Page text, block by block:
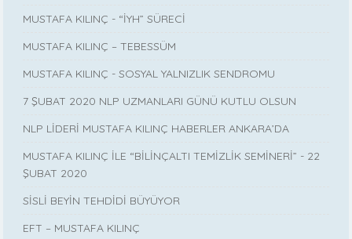
MUSTAFA KILINÇ - “İYH” SÜRECİ
MUSTAFA KILINÇ – TEBESSÜM
MUSTAFA KILINÇ - SOSYAL YALNIZLIK SENDROMU
7 ŞUBAT 2020 NLP UZMANLARI GÜNÜ KUTLU OLSUN
NLP LİDERİ MUSTAFA KILINÇ HABERLER ANKARA’DA
MUSTAFA KILINÇ İLE “BİLİNÇALTI TEMİZLİK SEMİNERİ” - 22
ŞUBAT 2020
SİSLİ BEYİN TEHDİDİ BÜYÜYOR
EFT – MUSTAFA KILINÇ